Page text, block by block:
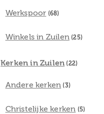
Werkspoor (68)
Winkels in Zuilen (25)
Kerken in Zuilen (22)
Andere kerken (3)
Christelijke kerken (5)